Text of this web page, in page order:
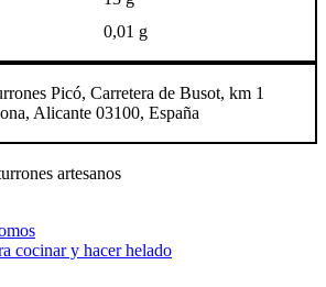
0,01 g
Picó, Carretera de Busot, km 1
Alicante 03100, España
artesanos
cocinar y hacer helado